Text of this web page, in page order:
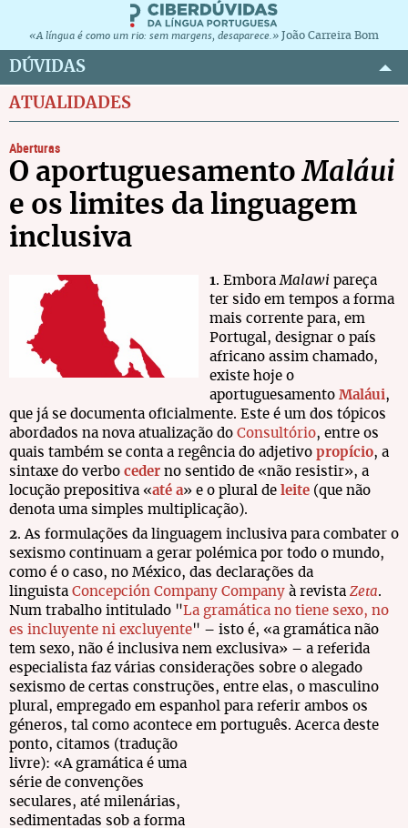
«A língua é como um rio: sem margens, desaparece.» João Carreira Bom
DÚVIDAS
ATUALIDADES
Aberturas
O aportuguesamentoMaláui
e os limites da linguagem
inclusiva
1. EmboraMalawi pareça
ter sido em tempos a forma
mais corrente para, em
Portugal, designar o país
africano assim chamado,
existe hoje o
aportuguesamento Maláui,
que já se documenta oficialmente. Este é um dos tópicos
abordados na nova atualização do Consultório, entre os
quais também se conta a regência do adjetivo propício, a
sintaxe do verbo ceder no sentido de «não resistir», a
locução prepositiva «até a» e o plural de leite (que não
denota uma simples multiplicação).
2. As formulações da linguagem inclusiva para combater o
sexismo continuam a gerar polémica por todo o mundo,
como é o caso, no México, das declarações da
linguista Concepción Company Company à revista Zeta.
Num trabalho intitulado "La gramática no tiene sexo, no
es incluyente ni excluyente" – isto é, «a gramática não
tem sexo, não é inclusiva nem exclusiva» – a referida
especialista faz várias considerações sobre o alegado
sexismo de certas construções, entre elas, o masculino
plural, empregado em espanhol para referir ambos os
géneros, tal como acontece em português.Acerca deste
ponto, citamos (tradução
livre): «A gramática é uma
série de convenções
seculares, até milenárias,
sedimentadas sob a forma